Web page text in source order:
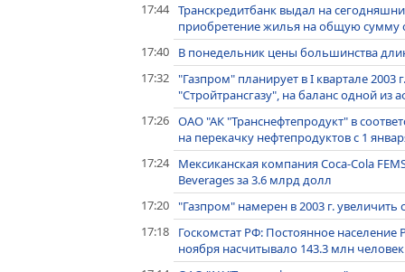
17:44 Транскредитбанк выдал на
приобретение жилья на общую сумму
17:40
В понедельник цены большинства
17:32 "Газпром" планирует в I квартале
"Стройтрансгазу", на баланс одной из
17:26 ОАО "АК "Транснефтепродукт" в
на перекачку нефтепродуктов с 1
17:24
Мексиканская компания Coca-Cola
Beverages за 3.6 млрд долл
17:20 "Газпром" намерен в 2003 г.
17:18
Госкомстат РФ: Постоянное население
ноября насчитывало 143.3 млн человек